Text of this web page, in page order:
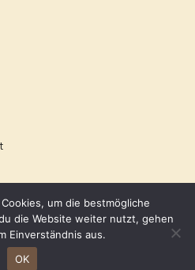
© ESCLUSIVA
um die bestmögliche
die Website weiter nutzt, gehen
Einverständnis aus.
OK